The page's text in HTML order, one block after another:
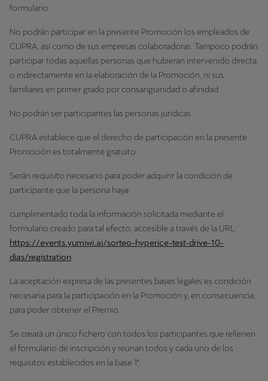
formulario.
No podrán participar en la presente Promoción los empleados de
CUPRA, así como de sus empresas colaboradoras. Tampoco podrán
participar todas aquellas personas que hubieran intervenido directa
o indirectamente en la elaboración de la Promoción, ni sus
familiares en primer grado por consanguinidad o afinidad.
No podrán ser participantes las personas jurídicas.
CUPRA establece que el derecho de participación en la presente
Promoción es totalmente gratuito.
Serán requisito necesario para poder adquirir la condición de
participante que la persona haya
cumplimentado toda la información solicitada mediante el
formulario creado para tal efecto, accesible a través de la URL:
https://events.yumiwi.ai/sorteo-hyperice-test-drive-10-
dias/registration
La aceptación expresa de las presentes bases legales es condición
necesaria para la participación en la Promoción y, en consecuencia,
para poder obtener el Premio.
Se creará un único fichero con todos los participantes que rellenen
el formulario de inscripción y reúnan todos y cada uno de los
requisitos establecidos en la base 1ª.